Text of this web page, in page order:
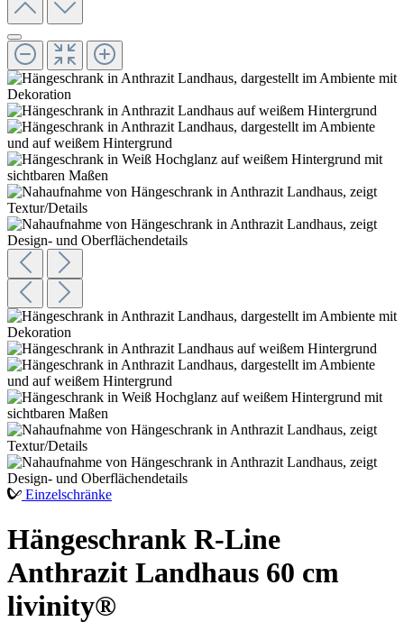
Einzelschränke
Hängeschrank R-Line
Anthrazit Landhaus 60 cm
livinity®